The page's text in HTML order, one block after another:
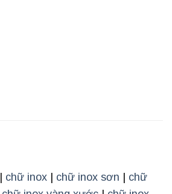
| chữ inox | chữ inox sơn | chữ